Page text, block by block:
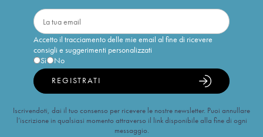
Accetto il tracciamento delle mie email al fine di ricevere
consigli e suggerimenti personalizzati
Sì
No
REGISTRATI
Iscrivendoti, dai il tuo consenso per ricevere le nostre newsletter. Puoi annullare
l’iscrizione in qualsiasi momento attraverso il link disponibile alla fine di ogni
messaggio.